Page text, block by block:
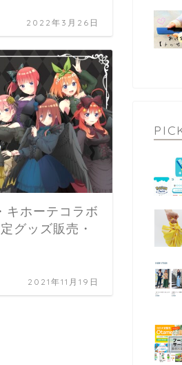
2022年3月26日
キホーテコラボ
グッズ販売・
2021年11月19日